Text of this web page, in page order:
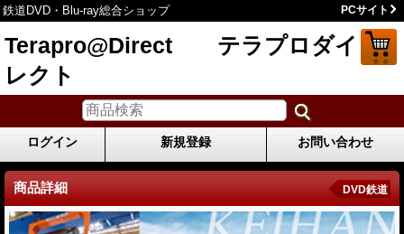
鉄道DVD・Blu-ray総合ショップ PCサイト
Terapro@Direct テラプロダイ
レクト
ログイン 新規登録 お問い合わせ
商品詳細 DVD鉄道